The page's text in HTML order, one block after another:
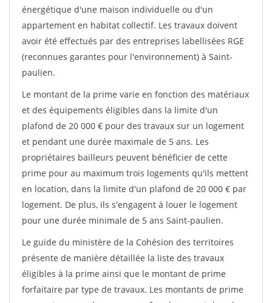
énergétique d'une maison individuelle ou d'un
appartement en habitat collectif. Les travaux doivent
avoir été effectués par des entreprises labellisées RGE
(reconnues garantes pour l'environnement) à Saint-
paulien.
Le montant de la prime varie en fonction des matériaux
et des équipements éligibles dans la limite d'un
plafond de 20 000 € pour des travaux sur un logement
et pendant une durée maximale de 5 ans. Les
propriétaires bailleurs peuvent bénéficier de cette
prime pour au maximum trois logements qu'ils mettent
en location, dans la limite d'un plafond de 20 000 € par
logement. De plus, ils s'engagent à louer le logement
pour une durée minimale de 5 ans Saint-paulien.
Le guide du ministère de la Cohésion des territoires
présente de manière détaillée la liste des travaux
éligibles à la prime ainsi que le montant de prime
forfaitaire par type de travaux. Les montants de prime